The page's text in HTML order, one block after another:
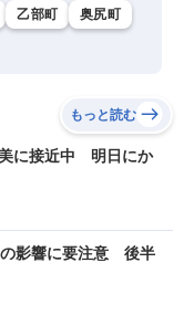
乙部町
奥尻町
もっと読む
に接近中 明日にか
影響に要注意 後半